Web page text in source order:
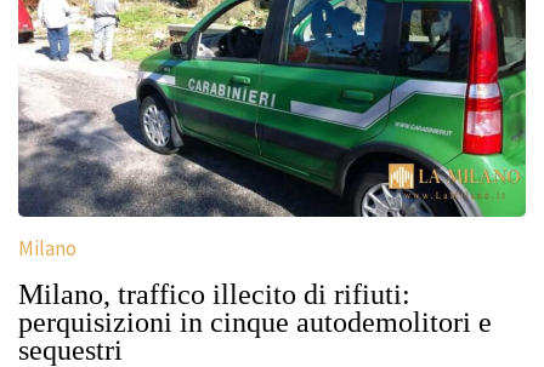
Milano
Milano, traffico illecito di rifiuti:
perquisizioni in cinque autodemolitori e
sequestri